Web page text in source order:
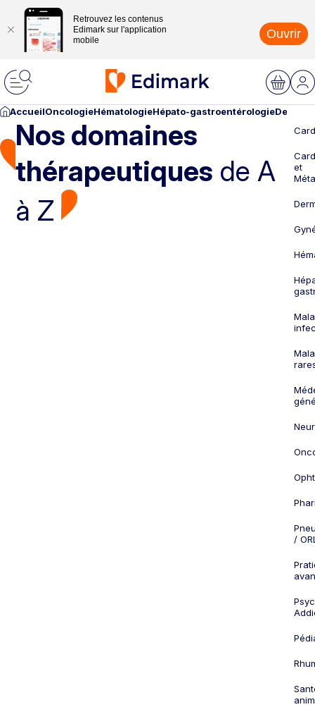
Retrouvez les contenus
Edimark sur l'application
mobile
Ouvrir
AccueilOncologieHématologieHépato-gastroentérologie
Nos domaines
thérapeutiques de A
à Z
et
/